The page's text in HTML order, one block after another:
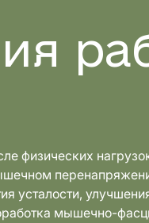
физических
усталости,
мышечно-